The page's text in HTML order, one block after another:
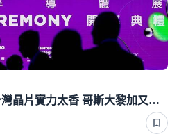
斷交19年真的好想念？台灣晶片實力太香 哥斯大黎加又要來台了